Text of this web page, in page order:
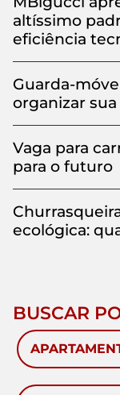
altíssimo
eficiência
Guarda-
organizar
Vaga para
para o futuro
ecológica:
BUSCAR